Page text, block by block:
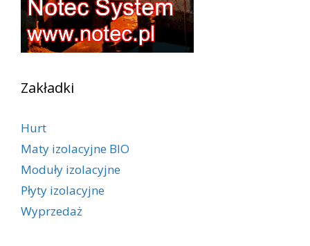
Zakładki
Hurt
Maty izolacyjne BIO
Moduły izolacyjne
Płyty izolacyjne
Wyprzedaż